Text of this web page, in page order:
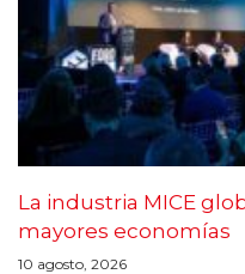
La industria MICE
mayores economías
10 agosto, 2026